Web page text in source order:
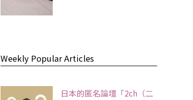
Weekly Popular Articles
日本的匿名論壇「2ch（二